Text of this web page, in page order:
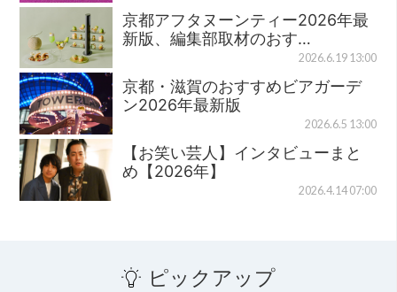
京都アフタヌーンティー2026年最
新版、編集部取材のおす…
2026.6.19 13:00
京都・滋賀のおすすめビアガーデ
ン2026年最新版
2026.6.5 13:00
【お笑い芸人】インタビューまと
め【2026年】
2026.4.14 07:00
ピックアップ